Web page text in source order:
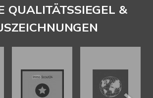
QUALITÄTSSIEGEL &